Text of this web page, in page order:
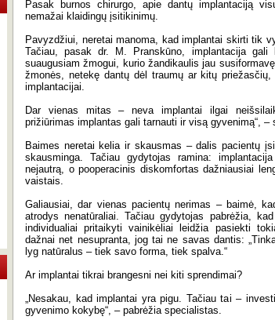
Pasak burnos chirurgo, apie dantų implantaciją
nemažai klaidingų įsitikinimų.
Pavyzdžiui, neretai manoma, kad implantai skirti tik
Tačiau, pasak dr. M. Pranskūno, implantacija gali
suaugusiam žmogui, kurio žandikaulis jau
žmonės, netekę dantų dėl traumų ar kitų
implantacijai.
Dar vienas mitas – neva implantai ilgai
prižiūrimas implantas gali tarnauti ir visą gyvenimą“, –
Baimes neretai kelia ir skausmas – dalis pacientų
skausminga. Tačiau gydytojas ramina:
nejautrą, o pooperacinis diskomfortas dažniausiai
vaistais.
Galiausiai, dar vienas pacientų nerimas – baimė,
atrodys nenatūraliai. Tačiau gydytojas pabrėžia,
individualiai pritaikyti vainikėliai leidžia pasiekti
dažnai net nesupranta, jog tai ne savas dantis:
lyg natūralus – tiek savo forma, tiek spalva.“
Ar implantai tikrai brangesni nei kiti sprendimai?
„Nesakau, kad implantai yra pigu. Tačiau tai –
gyvenimo kokybę“, – pabrėžia specialistas.